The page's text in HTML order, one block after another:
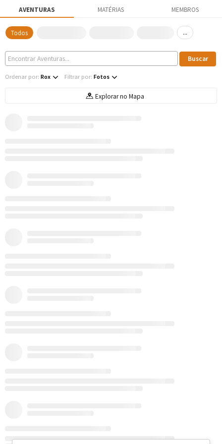
AVENTURAS MATÉRIAS MEMBROS
Todos ...
Ordenar por: Rox Filtrar por: Fotos
Explorar no Mapa